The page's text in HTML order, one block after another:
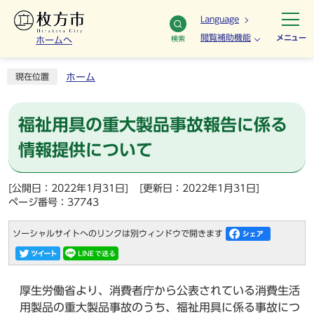
ホームへ 検索
Language
閲覧補助機能 メニュー
現在位置 ホーム
福祉用具の重大製品事故報告に係る
情報提供について
[公開日：2022年1月31日]
[更新日：2022年1月31日]
ページ番号：37743
ソーシャルサイトへのリンクは別ウィンドウで開きます
厚生労働省より、消費者庁から公表されている消費生活
用製品の重大製品事故のうち、福祉用具に係る事故につ